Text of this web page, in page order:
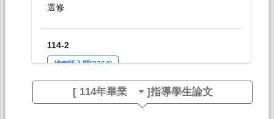
選修
114-2
越南語入門[3364]
日間學士班-共選修1-4
[ 114年畢業 ]指導學生論文